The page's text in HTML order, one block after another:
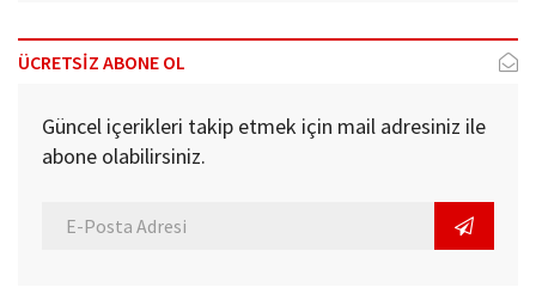
ÜCRETSİZ ABONE OL
Güncel içerikleri takip etmek için mail adresiniz ile
abone olabilirsiniz.